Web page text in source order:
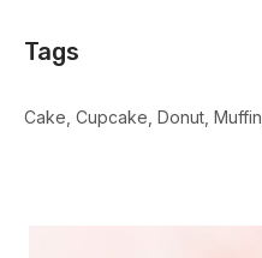
Tags
Cake Cupcake Donut Muffin